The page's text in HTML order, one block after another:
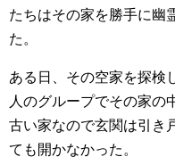
たちはその家を勝手に幽
た。
ある日、その空家を探検
人のグループでその家の
古い家なので玄関は引き
ても開かなかった。